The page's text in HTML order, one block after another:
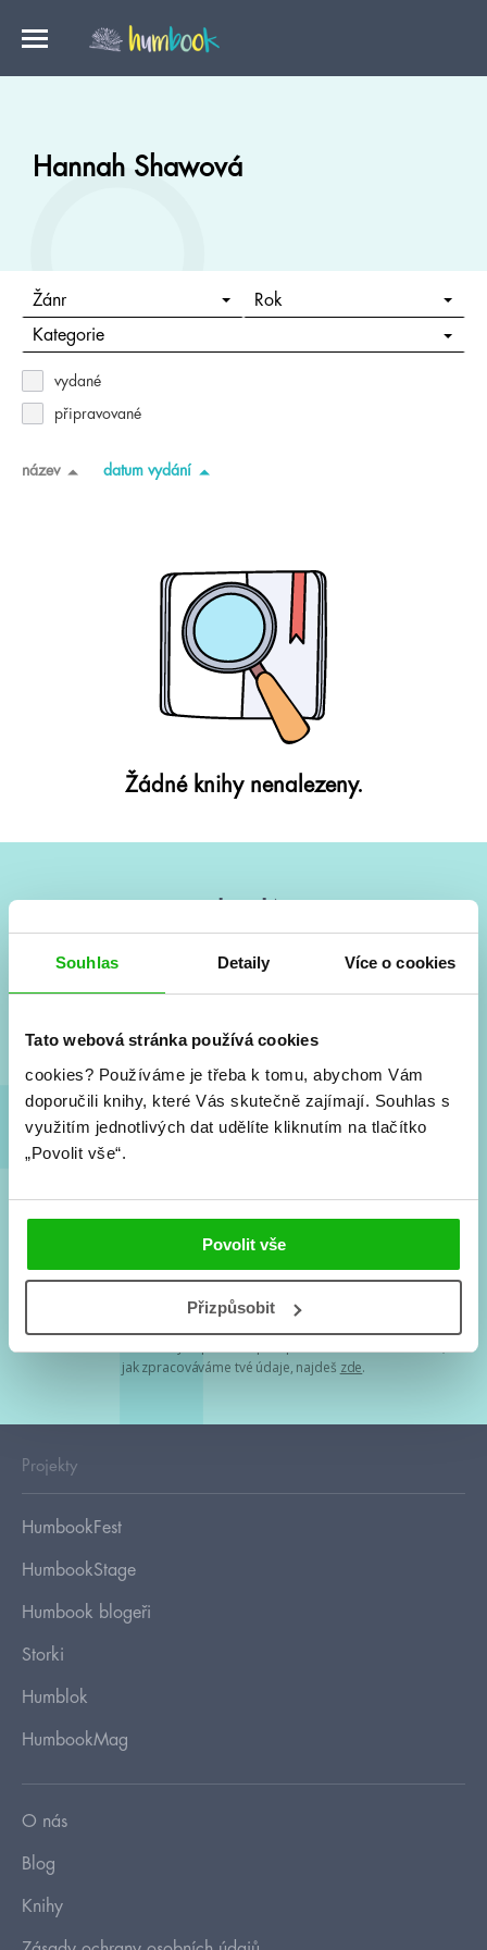
Souhlas Detaily Více o cookies
Tato webová stránka používá cookies
cookies? Používáme je třeba k tomu, abychom Vám
doporučili knihy, které Vás skutečně zajímají. Souhlas s
využitím jednotlivých dat udělíte kliknutím na tlačítko
„Povolit vše“.
Povolit vše
Přizpůsobit
Hannah Shawová
Žánr Rok
Kategorie
vydané
připravované
název datum vydání
Žádné knihy nenalezeny.
Vše kolem #youngadult každý měsíc rovnou do mailu!
a seriálové adaptace a další.
Souhlasím spodmínkami zpracování osobních údajů
Tvá e-mailová adresa je u nás v bezpečí. Přečti si
jak zpracováváme tvé údaje, najdeš zde.
Projekty
HumbookFest
HumbookStage
Humbook blogeři
Storki
Humblok
HumbookMag
O nás
Blog
Knihy